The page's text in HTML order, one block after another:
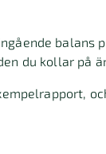
balans
du kollar på